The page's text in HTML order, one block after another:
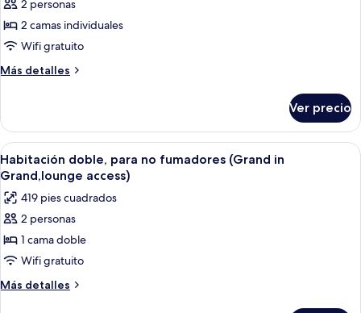
de
Habitación
Confort
con
individuales
(Comfort
Large
Twin
Room
-
East
Buildi)
2 personas
2 camas individuales
Wifi gratuito
Más detalles
Más
Confort
con
2
camas
individuales
(Comfort
Large
Room
-
Buildi)
Ver precio
Abrir
todas
las
fotos
de
Habitación
doble,
para
Edredón, cortinas blackout, wifi
7
Habitación doble, para no fumadores (Grand in
Grand,lounge access)
419 pies cuadrados
2 personas
1 cama doble
Wifi gratuito
Más detalles
Más